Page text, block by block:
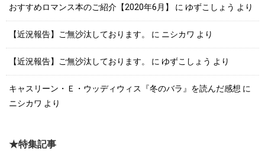
おすすめロマンス本のご紹介【2020年6月】 に ゆずこしょう より
【近況報告】ご無沙汰しております。 に ニシカワ より
【近況報告】ご無沙汰しております。 に ゆずこしょう より
キャスリーン・Ｅ・ウッディウィス『冬のバラ』を読んだ感想 に
ニシカワ より
★特集記事